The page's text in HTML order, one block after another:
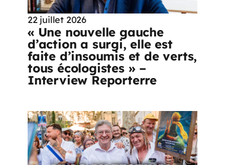
22 juillet 2026
« Une nouvelle gauche
d’action a surgi, elle est
faite d’insoumis et de verts,
tous écologistes » –
Interview Reporterre